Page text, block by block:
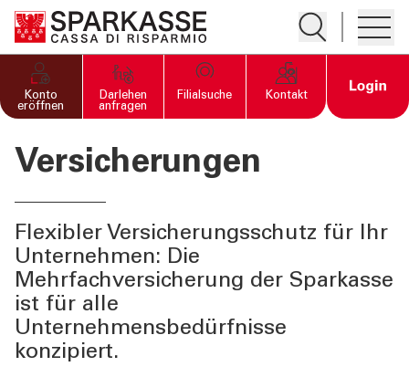
Suche öffnen
PRIVATKUNDEN UND
FAMILIEN
GESCHÄFTSKUNDEN
Konten
Zahlkarten
Finanzierungen und Investitionen
Versicherungen
Konto
eröffnen
Darlehen
anfragen
Filialsuche Kontakt Open
Versicherungen
Flexibler Versicherungsschutz für Ihr
Unternehmen: Die
Mehrfachversicherung der Sparkasse
ist für alle
Unternehmensbedürfnisse
konzipiert.